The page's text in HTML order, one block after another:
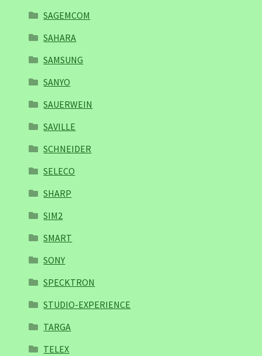
SAGEMCOM
SAHARA
SAMSUNG
SANYO
SAUERWEIN
SAVILLE
SCHNEIDER
SELECO
SHARP
SIM2
SMART
SONY
SPECKTRON
STUDIO-EXPERIENCE
TARGA
TELEX